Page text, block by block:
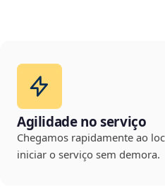
Agilidade no serviço
Chegamos rapidamente ao
iniciar o serviço sem demora.